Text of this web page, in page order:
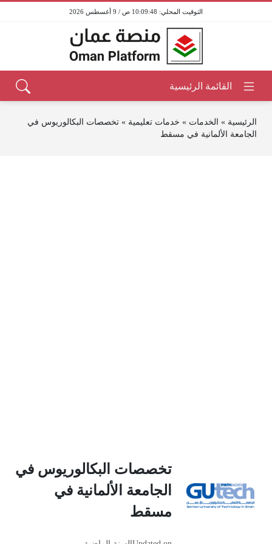
10:09:48 ص / 9 أغسطس 2026
الرئيسية » الخدمات » خدمات تعليمية » تخصصات البكالوريوس في
الجامعة الألمانية في مسقط
تخصصات البكالوريوس في
الجامعة الألمانية في
مسقط